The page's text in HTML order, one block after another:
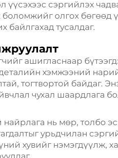
үүсэхээс сэргийлэх
боломжийг олгох
байлгахад тусалдаг.
ашигласнаар
хэмжээний
тогтвортой байдаг.
чухал шаардлага
нь мөр, толбо
урьдчилан
хувийг нэмэгдүүлж,